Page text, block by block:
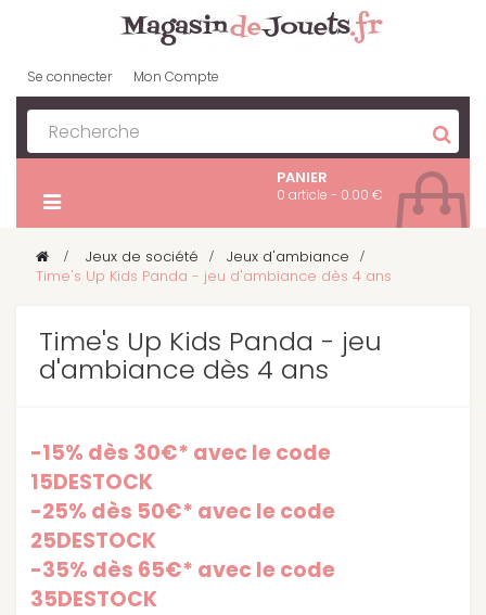
Se connecter Mon Compte
PANIER
0 article - 0.00 €
> Jeux de société > Jeux d'ambiance >
Time's Up Kids Panda - jeu d'ambiance dès 4 ans
Time's Up Kids Panda - jeu
d'ambiance dès 4 ans
-15% dès 30€* avec le code
15DESTOCK
-25% dès 50€* avec le code
25DESTOCK
-35% dès 65€* avec le code
35DESTOCK